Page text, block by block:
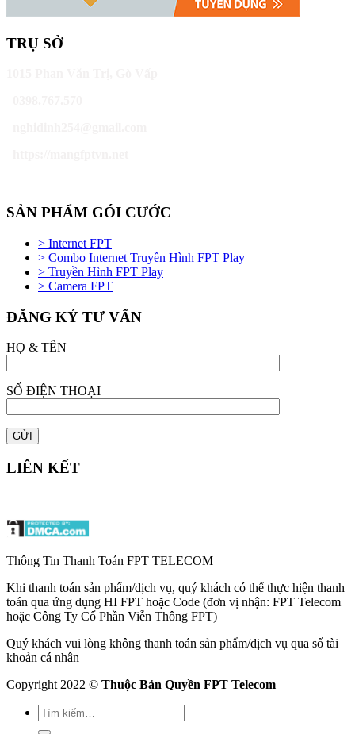
TRỤ SỞ
SẢN PHẨM GÓI CƯỚC
> Internet FPT
> Combo Internet Truyền Hình FPT Play
> Truyền Hình FPT Play
> Camera FPT
ĐĂNG KÝ TƯ VẤN
HỌ & TÊN
SỐ ĐIỆN THOẠI
LIÊN KẾT
Thông Tin Thanh Toán FPT TELECOM
Khi thanh toán sản phẩm/dịch vụ, quý khách có thể thực hiện thanh
toán qua ứng dụng HI FPT hoặc Code (đơn vị nhận: FPT Telecom
hoặc Công Ty Cổ Phần Viễn Thông FPT)
Quý khách vui lòng không thanh toán sản phẩm/dịch vụ qua số tài
khoản cá nhân
Copyright 2022 © Thuộc Bản Quyền FPT Telecom